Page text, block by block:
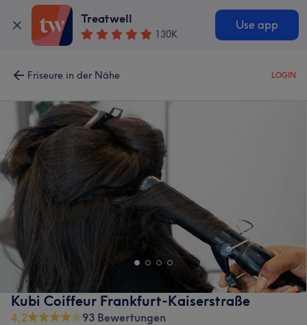
Treatwell
130K
Use app
Friseure in der Nähe LOGIN
Kubi Coiffeur Frankfurt-Kaiserstraße
4,2
93 Bewertungen